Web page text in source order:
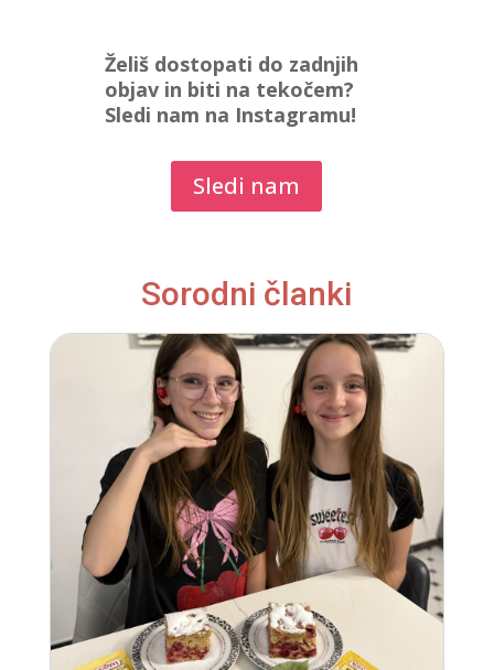
Želiš dostopati do zadnjih
objav in biti na tekočem?
Sledi nam na Instagramu!
Sledi nam
Sorodni članki